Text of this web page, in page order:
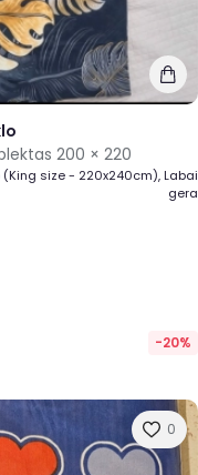
200 × 220
size - 220x240cm), Labai
gera
-20%
0